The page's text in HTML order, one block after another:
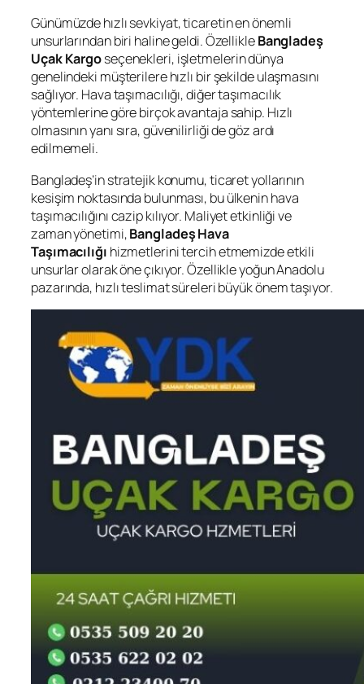
Günümüzde hızlı sevkiyat, ticaretin en önemli
unsurlarından biri haline geldi. ÖzellikleBangladeş
Uçak Kargoseçenekleri, işletmelerin dünya
genelindeki müşterilere hızlı bir şekilde ulaşmasını
sağlıyor. Hava taşımacılığı, diğer taşımacılık
yöntemlerine göre birçok avantaja sahip. Hızlı
olmasının yanı sıra, güvenilirliği de göz ardı
edilmemeli.
Bangladeş’in stratejik konumu, ticaret yollarının
kesişim noktasında bulunması, bu ülkenin hava
taşımacılığını cazip kılıyor. Maliyet etkinliği ve
zaman yönetimi,Bangladeş Hava
Taşımacılığı hizmetlerini tercih etmemizde etkili
unsurlar olarak öne çıkıyor. Özellikle yoğun Anadolu
pazarında, hızlı teslimat süreleri büyük önem taşıyor.